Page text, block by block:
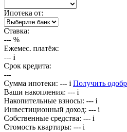
Ипотека от:
Ставка:
--- %
Ежемес. платёж:
--- i
Срок кредита:
---
Сумма ипотеки: --- i Получить
Ваши накопления: --- i
Накопительные взносы: --- i
Инвестиционный доход: --- i
Собственные средства: --- i
Стомость квартиры: --- i